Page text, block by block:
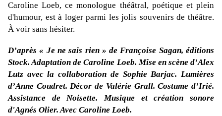
Caroline Loeb, ce monologue théâtral, poétique et plein
d'humour, est à loger parmi les jolis souvenirs de théâtre.
À voir sans hésiter.
D’après « Je ne sais rien » de Françoise Sagan, éditions
Stock. Adaptation de Caroline Loeb. Mise en scène d’Alex
Lutz avec la collaboration de Sophie Barjac. Lumières
d’Anne Coudret. Décor de Valérie Grall. Costume d’Irié.
Assistance de Noisette. Musique et création sonore
d'Agnés Olier. Avec Caroline Loeb.